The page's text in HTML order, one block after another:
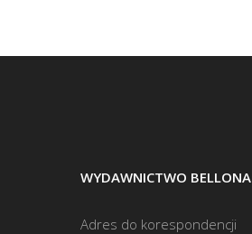
WYDAWNICTWO BELLONA
Adres do korespondencji